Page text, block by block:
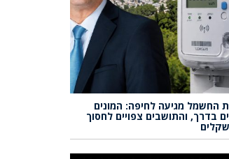
החשמל מגיעה לחיפה: המונים
בדרך, והתושבים צפויים לחסוך